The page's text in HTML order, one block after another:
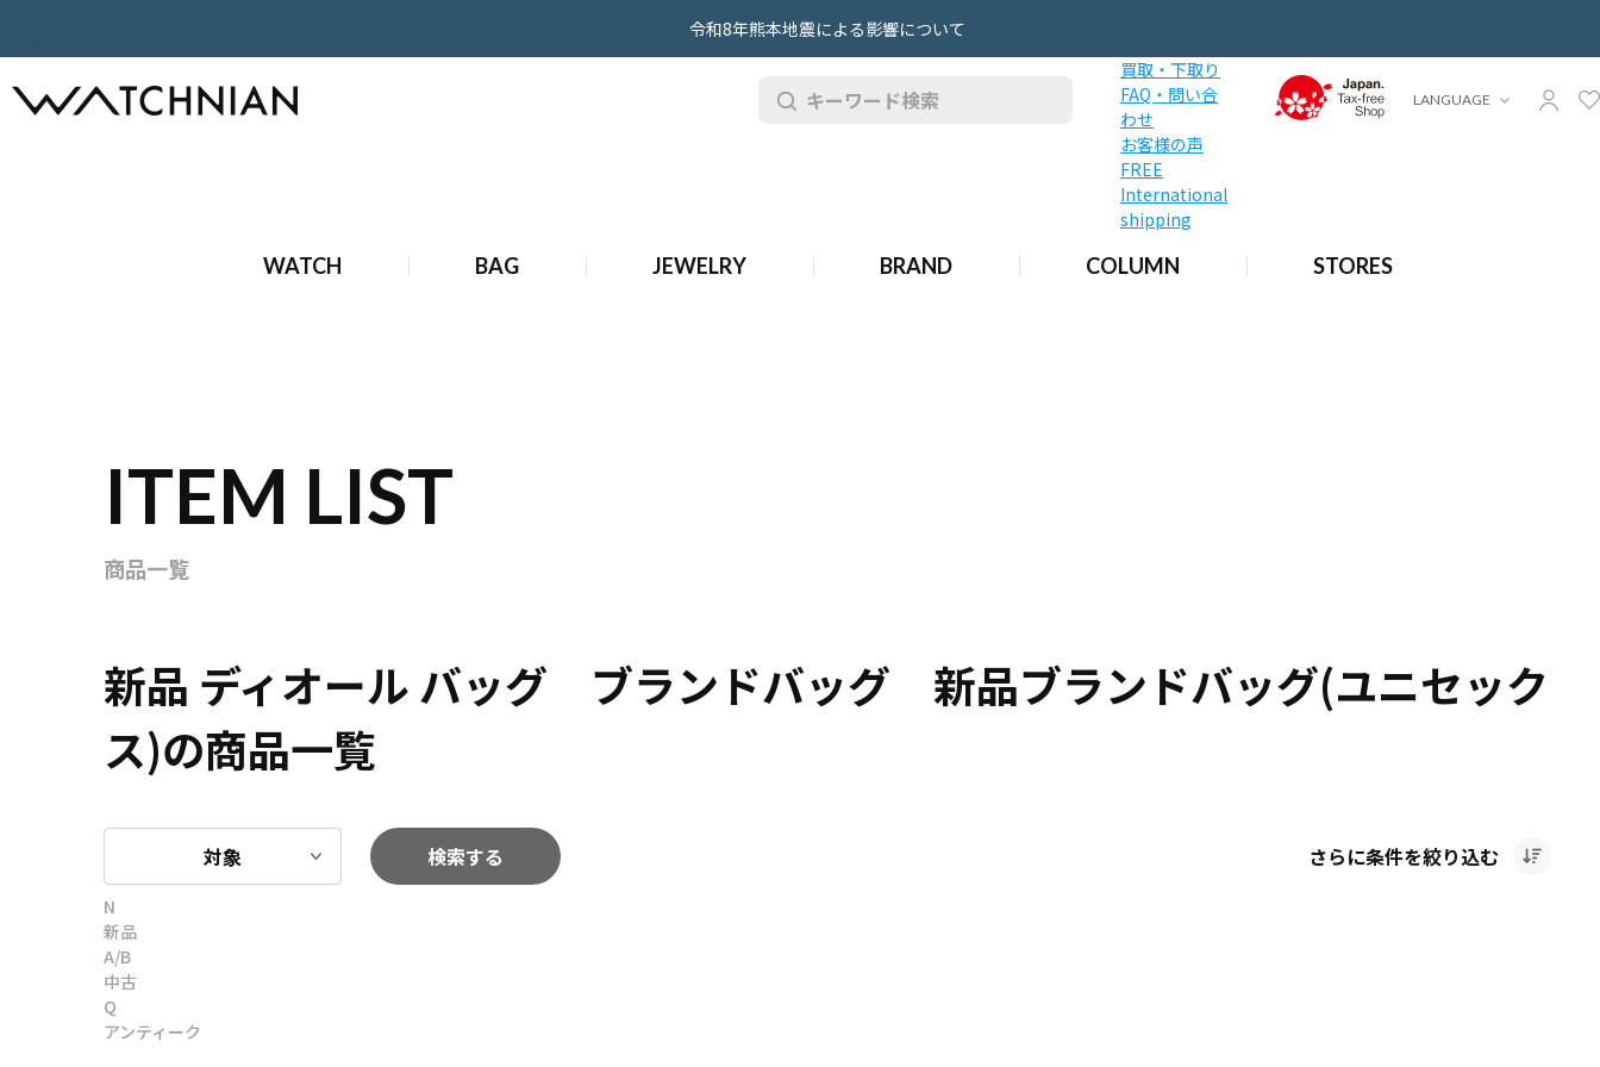
令和8年熊本地震による影響について
買取・下取り
FAQ・問い合
わせ
お客様の声
FREE
International
shipping
WATCH BAG JEWELRY BRAND COLUMN STORES
LANGUAGE
ITEM LIST
商品一覧
新品 ディオール バッグ ブランドバッグ 新品ブランドバッグ(ユニセック
ス)の商品一覧
対象 検索する さらに条件を絞り込む
N
新品
A/B
中古
Q
アンティーク